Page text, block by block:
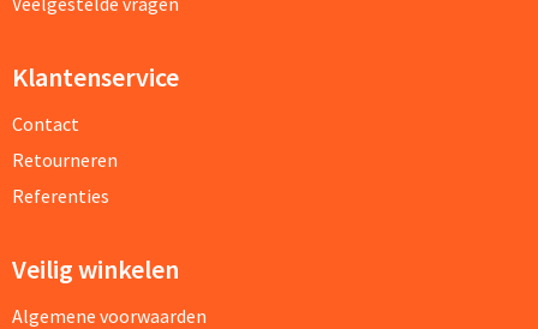
Klantenservice
Contact
Retourneren
Referenties
Veilig winkelen
Algemene voorwaarden